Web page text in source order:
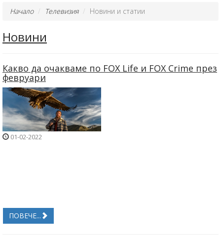
Начало Телевизия Новини и статии
Новини
Какво да очакваме по FOX Life и FOX Crime през
февруари
01-02-2022
ПОВЕЧЕ...